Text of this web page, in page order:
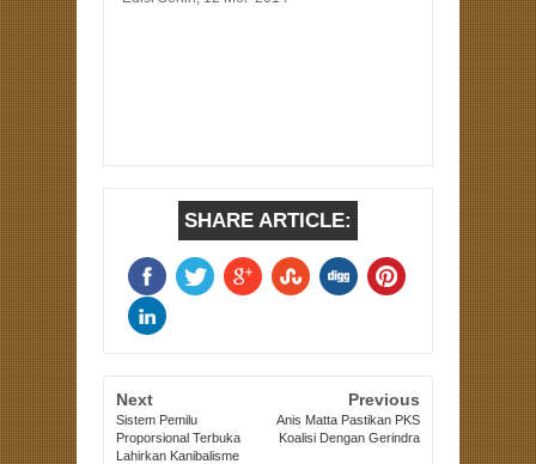
SHARE ARTICLE:
Next
Sistem Pemilu
Proporsional Terbuka
Lahirkan Kanibalisme
Previous
Anis Matta Pastikan PKS
Koalisi Dengan Gerindra